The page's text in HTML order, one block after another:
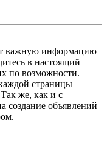
важную информацию
в настоящий
по возможности.
страницы
же, как и с
создание объявлений